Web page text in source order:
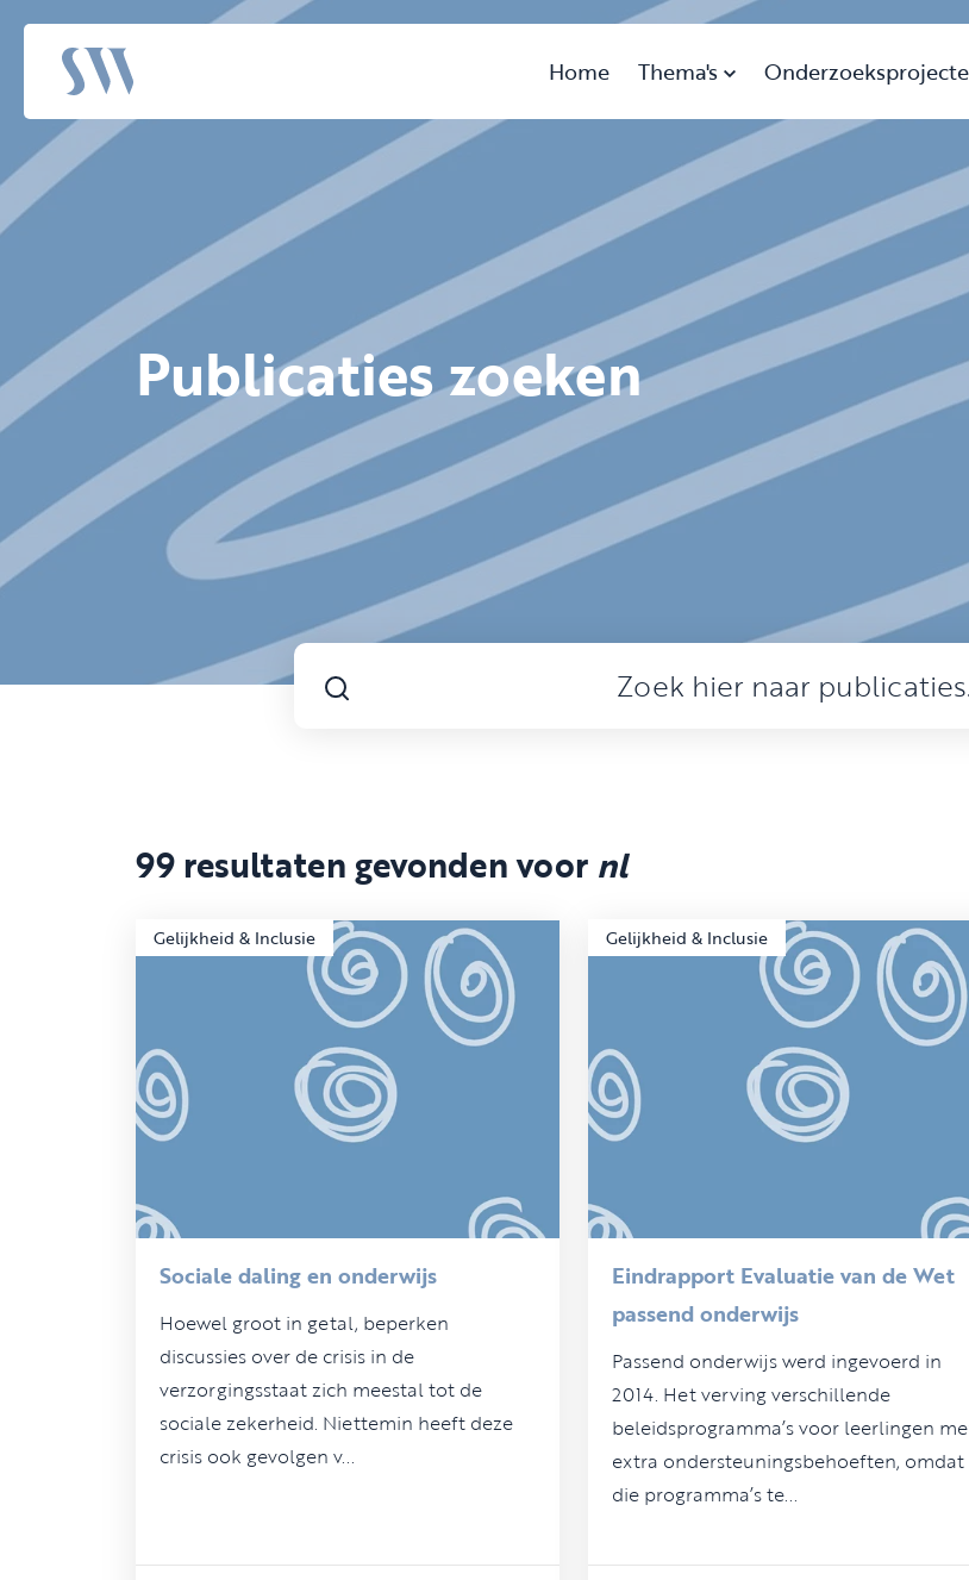
Home Thema's
Publicaties zoeken
99 resultaten gevonden voor nl
Gelijkheid & Inclusie
Sociale daling en onderwijs
Hoewel groot in getal, beperken
discussies over de crisis in de
verzorgingsstaat zich meestal tot de
sociale zekerheid. Niettemin heeft deze
crisis ook gevolgen v...
Gelijkheid & Inclusie
Eindrapport Evaluatie van de Wet
passend onderwijs
Passend onderwijs werd ingevoerd in
2014. Het verving verschillende
beleidsprogramma’s voor leerlingen
extra ondersteuningsbehoeften, omdat
die programma’s te...